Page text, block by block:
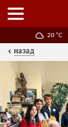
20 °C
назад